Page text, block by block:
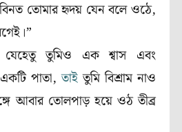
তোমার হৃদয় যেন বলে ওঠে,
তুমিও এক শ্বাস এবং
পাতা,তাই তুমি বিশ্রাম নাও
আবার তোলপাড় হয়ে ওঠ তীব্র